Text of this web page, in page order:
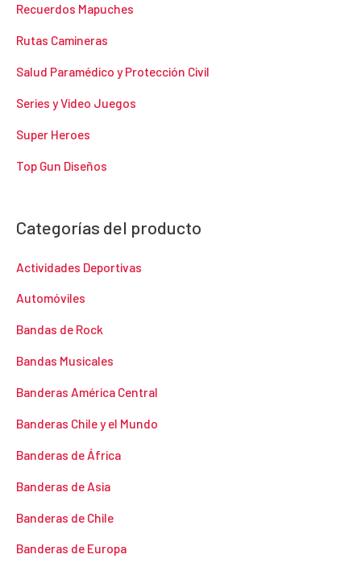
Recuerdos Mapuches
Rutas Camineras
Salud Paramédico y Protección Civil
Series y Video Juegos
Super Heroes
Top Gun Diseños
Categorías del producto
Actividades Deportivas
Automóviles
Bandas de Rock
Bandas Musicales
Banderas América Central
Banderas Chile y el Mundo
Banderas de África
Banderas de Asia
Banderas de Chile
Banderas de Europa